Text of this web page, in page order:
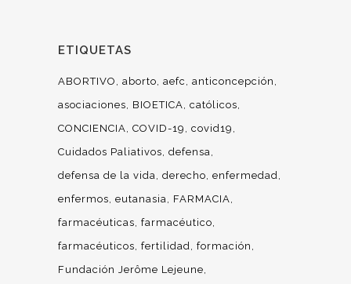
ETIQUETAS
ABORTIVO aborto aefc
anticoncepción
asociaciones
BIOETICA católicos
CONCIENCIA COVID-19
covid19
Cuidados Paliativos defensa
defensa de la vida derecho enfermedad
enfermos eutanasia
FARMACIA
farmacéuticas farmacéutico
farmacéuticos fertilidad formación
Fundación Jerôme Lejeune